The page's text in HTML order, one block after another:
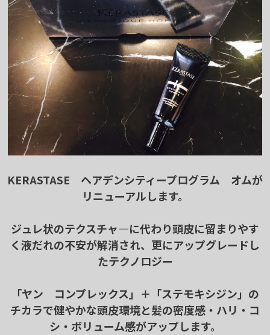
KERASTASE ヘアデンシティープログラム オムが
リニューアルします。
ジュレ状のテクスチャ―に代わり頭皮に留まりやす
く液だれの不安が解消され、更にアップグレードし
たテクノロジー
「ヤン コンプレックス」＋「ステモキシジン」の
チカラで健やかな頭皮環境と髪の密度感・ハリ・コ
シ・ボリューム感がアップします。